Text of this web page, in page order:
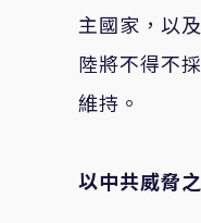
主國家，以
陸將不得不
維持。
以中共威脅